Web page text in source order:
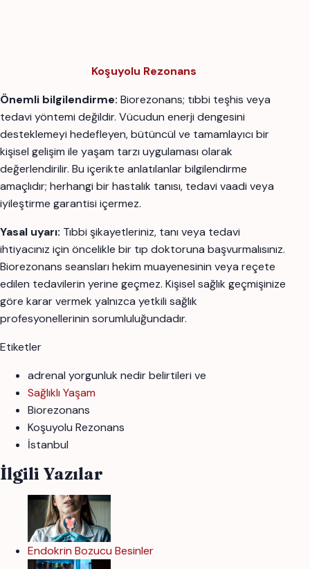
Koşuyolu Rezonans
Önemli bilgilendirme: Biorezonans; tıbbi teşhis veya
tedavi yöntemi değildir. Vücudun enerji dengesini
desteklemeyi hedefleyen, bütüncül ve tamamlayıcı bir
kişisel gelişim ile yaşam tarzı uygulaması olarak
değerlendirilir. Bu içerikte anlatılanlar bilgilendirme
amaçlıdır; herhangi bir hastalık tanısı, tedavi vaadi veya
iyileştirme garantisi içermez.
Yasal uyarı: Tıbbi şikayetleriniz, tanı veya tedavi
ihtiyacınız için öncelikle bir tıp doktoruna başvurmalısınız.
Biorezonans seansları hekim muayenesinin veya reçete
edilen tedavilerin yerine geçmez. Kişisel sağlık geçmişinize
göre karar vermek yalnızca yetkili sağlık
profesyonellerinin sorumluluğundadır.
Etiketler
adrenal yorgunluk nedir belirtileri ve
Sağlıklı Yaşam
Biorezonans
Koşuyolu Rezonans
İstanbul
İlgili Yazılar
Endokrin Bozucu Besinler